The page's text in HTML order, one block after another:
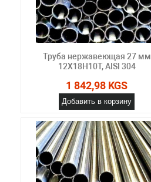
Труба нержавеющая 27 мм
12Х18Н10Т, AISI 304
1 842,98 KGS
Добавить в корзину